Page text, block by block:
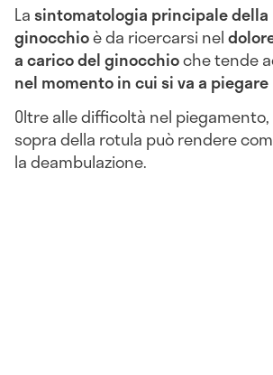
Lasintomatologia principale della
ginocchioè da ricercarsi nel
a carico del ginocchioche tende
nel momento in cui si va a
Oltre alle difficoltà nel
sopra della rotula può rendere
la deambulazione.